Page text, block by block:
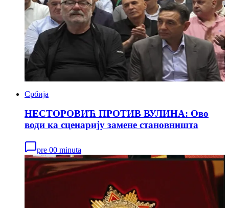
Србија
НЕСТОРОВИЋ ПРОТИВ ВУЛИНА: Ово
води ка сценарију замене становништа
pre 00 minuta